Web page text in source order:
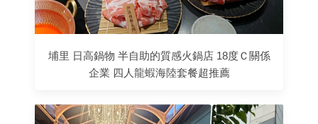
埔里 日高鍋物 半自助的質感火鍋店 18度Ｃ關係
企業 四人龍蝦海陸套餐超推薦